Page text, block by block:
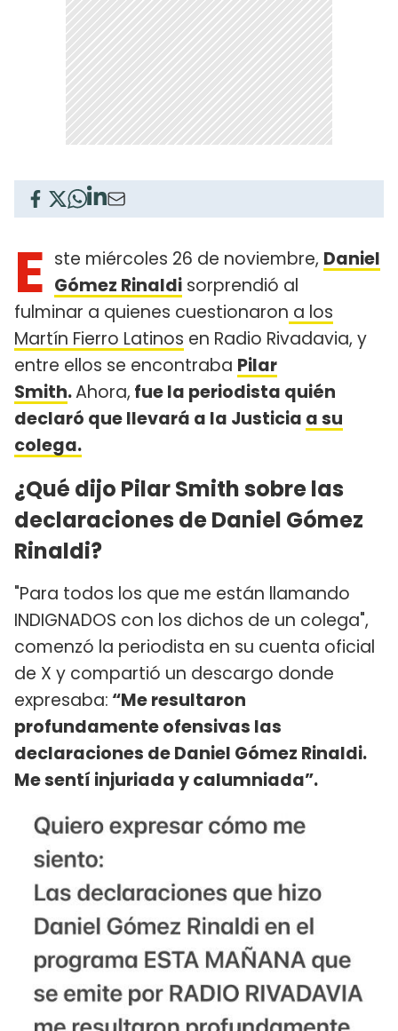
E ste miércoles 26 de noviembre, Daniel
Gómez Rinaldi sorprendió al
fulminar a quienes cuestionaron a los
Martín Fierro Latinos en Radio Rivadavia, y
entre ellos se encontraba Pilar
Smith.Ahora, fue la periodista quién
declaró que llevará a la Justicia a su
colega.
¿Qué dijo Pilar Smith sobre las
declaraciones de Daniel Gómez
Rinaldi?
"Para todos los que me están llamando
INDIGNADOS con los dichos de un colega",
comenzó la periodista en su cuenta oficial
de X y compartió un descargo donde
expresaba: “Me resultaron
profundamente ofensivas las
declaraciones de Daniel Gómez Rinaldi.
Me sentí injuriada y calumniada”.